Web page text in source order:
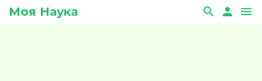
Моя Наука search person menu